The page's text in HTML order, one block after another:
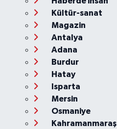
Kültür-sanat
Magazin
Antalya
Adana
Burdur
Hatay
Isparta
Mersin
Osmaniye
Kahramanmaraş